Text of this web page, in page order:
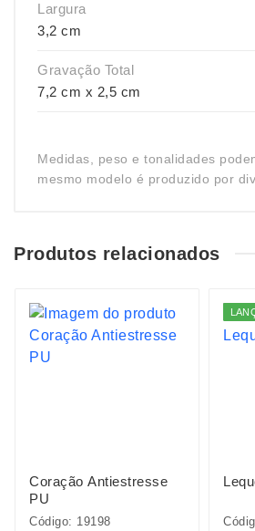
Largura
3,2 cm
Gravação Total
7,2 cm x 2,5 cm
Medidas, peso e tonalidades
mesmo modelo é produzido por
Produtos relacionados
Coração Antiestresse
PU
Código: 19198